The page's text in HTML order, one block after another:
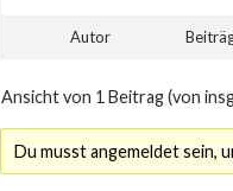
Autor
Ansicht von 1 Beitrag (von
Du musst angemeldet sein,